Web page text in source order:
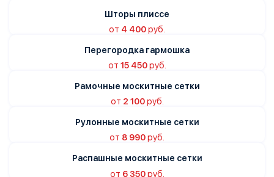
Шторы плиссе
от 4 400руб.
Перегородка гармошка
от 15 450руб.
Рамочные москитные сетки
от 2 100руб.
Рулонные москитные сетки
от 8 990руб.
Распашные москитные сетки
от 6 350руб.